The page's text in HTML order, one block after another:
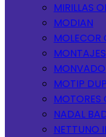
MIRILLAS
MODIAN
MOLECOR
MONVADO
MOTIP
MOTORES
NADAL
NETTUNO